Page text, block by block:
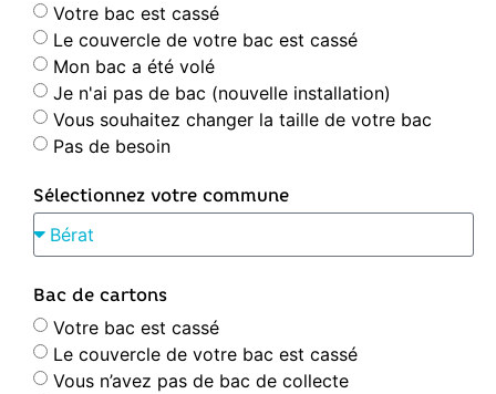
Votre bac est cassé
Le couvercle de votre bac est cassé
Mon bac a été volé
Je n'ai pas de bac (nouvelle installation)
Vous souhaitez changer la taille de votre bac
Pas de besoin
Sélectionnez votre commune
Bac de cartons
Votre bac est cassé
Le couvercle de votre bac est cassé
Vous n’avez pas de bac de collecte